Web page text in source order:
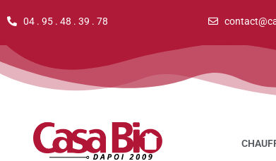
04 . 95 . 48 . 39 . 78